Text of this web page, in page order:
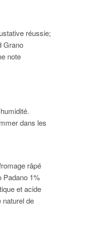
réussie;
Grano
note
dans les
râpé
Padano 1%
et acide
naturel de